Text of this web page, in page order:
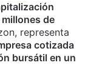
de
representa
cotizada
bursátil en un